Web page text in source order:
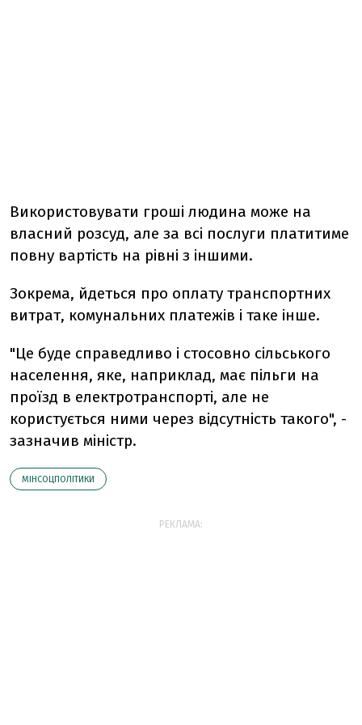
Використовувати гроші людина може на
власний розсуд, але за всі послуги платитиме
повну вартість на рівні з іншими.
Зокрема, йдеться про оплату транспортних
витрат, комунальних платежів і таке інше.
"Це буде справедливо і стосовно сільського
населення, яке, наприклад, має пільги на
проїзд в електротранспорті, але не
користується ними через відсутність такого", -
зазначив міністр.
МІНСОЦПОЛІТИКИ
РЕКЛАМА: